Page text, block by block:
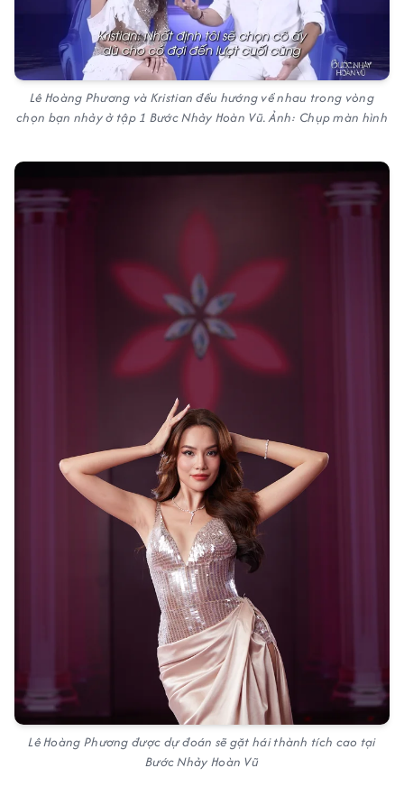
Lê Hoàng Phương và Kristian đều hướng về nhau trong vòng
chọn bạn nhảy ở tập 1 Bước Nhảy Hoàn Vũ. Ảnh: Chụp màn hình
Lê Hoàng Phương được dự đoán sẽ gặt hái thành tích cao tại
Bước Nhảy Hoàn Vũ